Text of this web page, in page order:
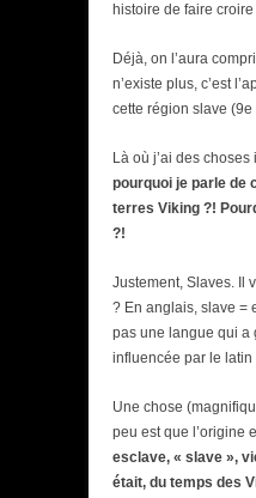
histoire de faire
Déjà, on l’aura
n’existe plus, c’est
cette région slave
Là où j’ai des
pourquoi je parle de
terres Viking ?!
?!
Justement, Slaves. Il
? En anglais, slave =
pas une langue qui a
influencée par le
Une chose
peu est que l’origine
esclave, « slave »,
était, du temps des